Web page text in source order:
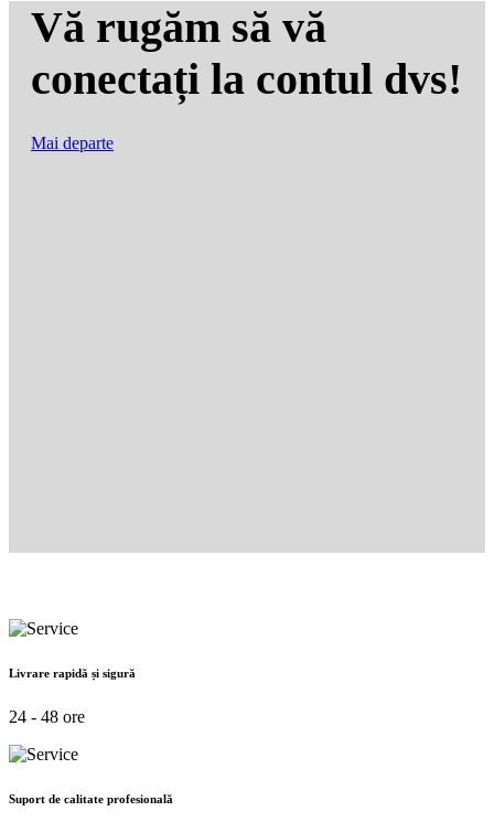
Vă rugăm să vă
conectați la contul dvs!
Mai departe
Livrare rapidă și sigură
24 - 48 ore
Suport de calitate profesională